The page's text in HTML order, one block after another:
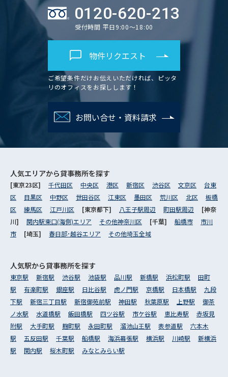
0120-620-213
受付時間 平日9:00～18:00
物件リクエスト
ご希望条件だけお伝えいただければ、ピッタ
リのオフィスをお探しします！
お問い合せ・資料請求
人気エリアから貸事務所を探す
[東京23区] 千代田区 中央区 港区 新宿区 渋谷区 文京区
台東
区
目黒区 中野区 世田谷区 江東区 墨田区 荒川区 北区
板橋
区
練馬区 江戸川区 [東京都下] 八王子駅周辺 町田駅周辺
[神奈
川] 関内駅東口(海側)エリア その他神奈川区 [千葉] 船橋市
市川
市
[埼玉] 春日部･越谷エリア その他埼玉全域
人気駅から貸事務所を探す
東京駅 新宿駅 渋谷駅 池袋駅 品川駅 新橋駅 浜松町駅
田町
駅
有楽町駅 銀座駅 日比谷駅 虎ノ門駅 京橋駅 日本橋駅
九段
下駅
新宿三丁目駅 新宿御苑前駅 神田駅 秋葉原駅 上野駅
御茶
ノ水駅
水道橋駅 飯田橋駅 四ツ谷駅 市ケ谷駅 恵比寿駅
赤坂見
附駅
大手町駅 麹町駅 永田町駅 溜池山王駅 表参道駅
六本木
駅
五反田駅 千葉駅 船橋駅 海浜幕張駅 横浜駅 川崎駅
新横浜
駅
関内駅 桜木町駅 みなとみらい駅